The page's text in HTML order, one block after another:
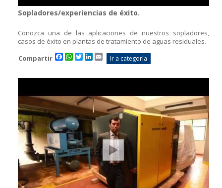
Sopladores/experiencias de éxito.
Conozca una de las aplicaciones de nuestros sopladores,
casos de éxito en plantas de tratamiento de aguas residuales.
Compartir
Facebook
WhatsApp
TwitterLinkedIn
Email
Ir a categoría